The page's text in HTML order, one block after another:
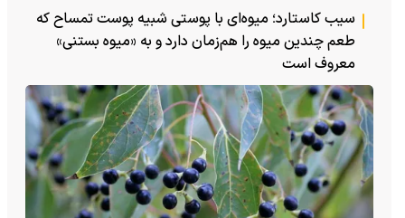
سیب کاستارد؛ میوه‌ای با پوستی شبیه پوست تمساح که
طعم چندین میوه را هم‌زمان دارد و به «میوه بستنی»
معروف است